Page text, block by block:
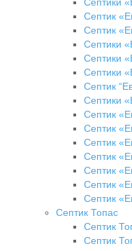
Септики
Септик
Септик
Септики
Септики
Септики
Септик
Септики
Септик
Септик
Септик
Септик
Септик
Септик
Септик
Септик Топас
Септик
Септик